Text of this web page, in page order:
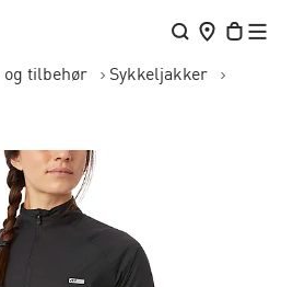
tilbehør
Sykkeljakker